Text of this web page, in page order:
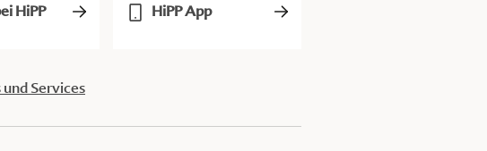
HiPP HiPP App
und Services